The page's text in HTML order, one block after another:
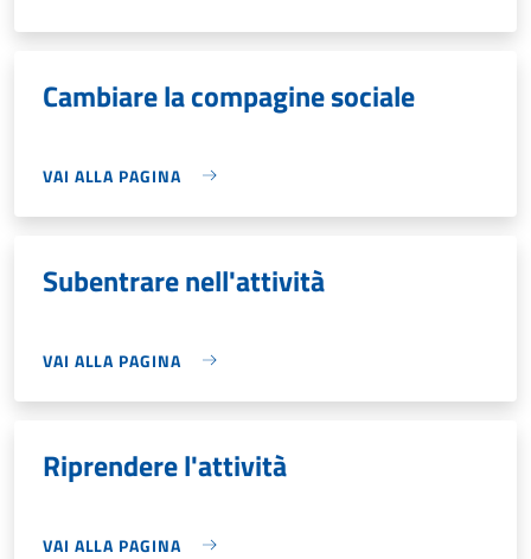
Cambiare la compagine sociale
VAI ALLA PAGINA
Subentrare nell'attività
VAI ALLA PAGINA
Riprendere l'attività
VAI ALLA PAGINA